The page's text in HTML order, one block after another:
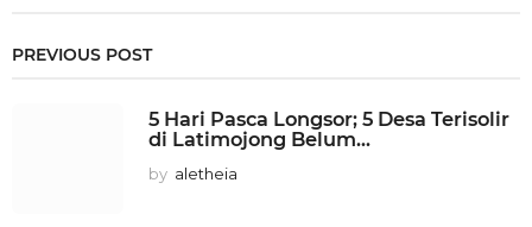
PREVIOUS POST
5 Hari Pasca Longsor; 5 Desa Terisolir
di Latimojong Belum...
by aletheia